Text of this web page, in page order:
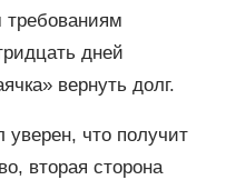
дней
вернуть долг.
что получит
вторая сторона